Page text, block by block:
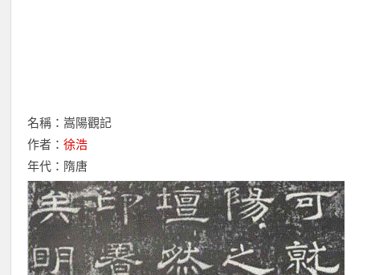
名稱：嵩陽觀記
作者：徐浩
年代：隋唐